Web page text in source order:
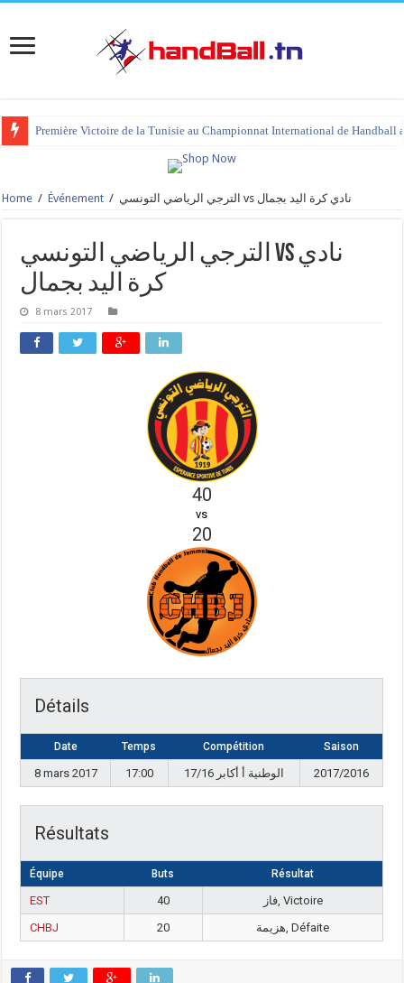
Première Victoire de la Tunisie au Championnat International de Handball
Home / Événement / الترجي الرياضي التونسي vs نادي كرة اليد بجمال
الترجي الرياضي التونسي vs نادي
كرة اليد بجمال
8 mars 2017
40
vs
20
Détails
Date Temps Compétition Saison
8 mars 2017 17:00 17/16 الوطنية أ أكابر 2017/2016
Résultats
Équipe Buts Résultat
EST 40
فاز, Victoire
CHBJ
20 هزيمة, Défaite